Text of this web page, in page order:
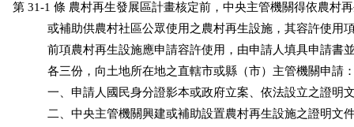
第 31-1 條 農村再生發展區計畫核定前，中央主管機關得依農村
或補助供農村社區公眾使用之農村再生設施，其容許使用
前項農村再生設施應申請容許使用，由申請人填具申請書
各三份，向土地所在地之直轄市或縣（市）主管機關申請
一、申請人國民身分證影本或政府立案、依法設立之證明
二、中央主管機關興建或補助設置農村再生設施之證明文